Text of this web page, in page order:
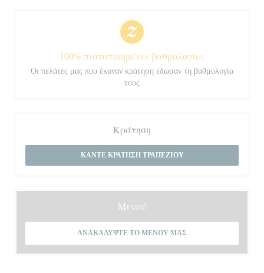
100% πιστοποιημένες βαθμολογίες
Οι πελάτες μας που έκαναν κράτηση έδωσαν τη βαθμολογία
τους
Κράτηση
ΚΆΝΤΕ ΚΡΆΤΗΣΗ ΤΡΑΠΕΖΙΟΎ
Μενού
ΑΝΑΚΑΛΎΨΤΕ ΤΟ ΜΕΝΟΎ ΜΑΣ